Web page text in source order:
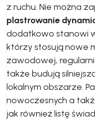
z ruchu. Nie można
plastrowanie
dodatkowo stanowi
którzy stosują nowe
zawodowej,
także budują
lokalnym obszarze.
nowoczesnych a
jak również listę